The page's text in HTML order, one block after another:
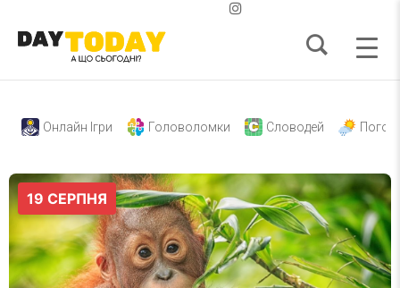
Онлайн Ігри Головоломки Словодей